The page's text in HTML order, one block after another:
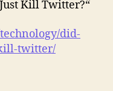
Kill Twitter?“
did-
twitter/